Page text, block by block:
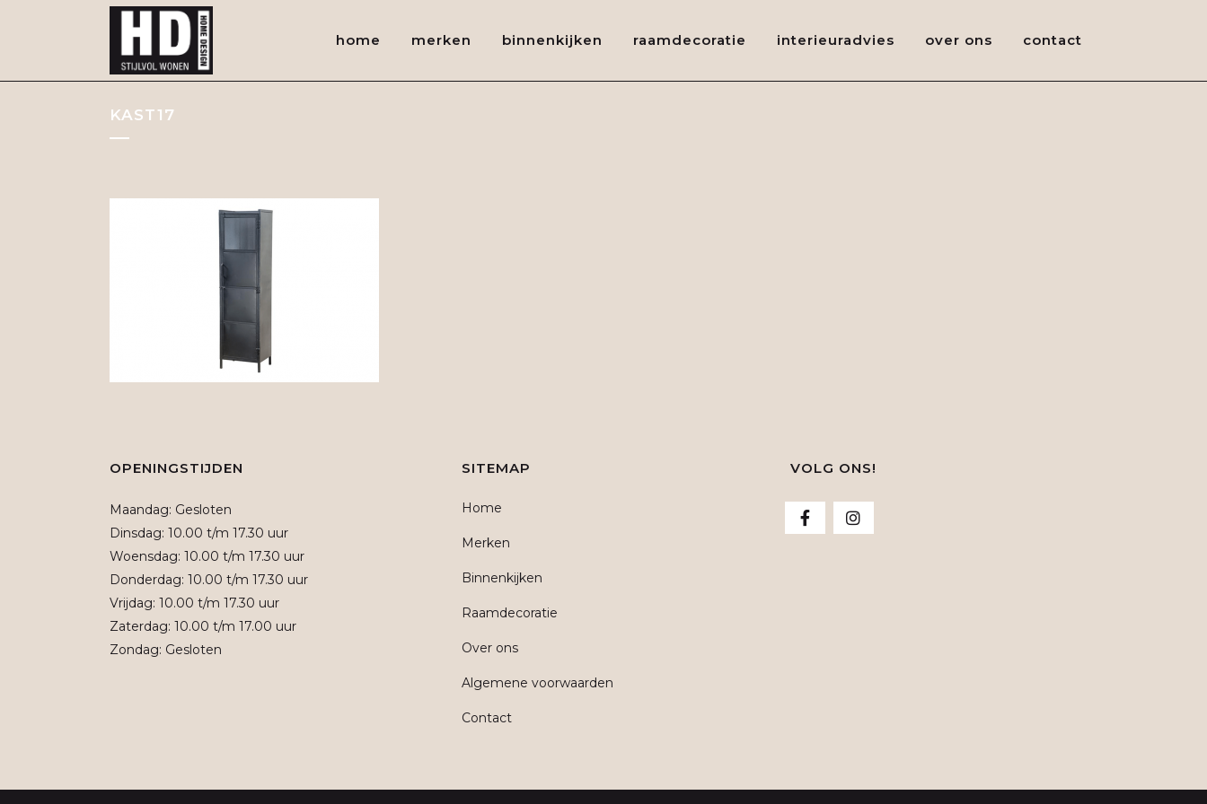
home merken binnenkijken raamdecoratie interieuradvies over ons contact
KAST17
OPENINGSTIJDEN
Maandag: Gesloten
Dinsdag: 10.00 t/m 17.30 uur
Woensdag: 10.00 t/m 17.30 uur
Donderdag: 10.00 t/m 17.30 uur
Vrijdag: 10.00 t/m 17.30 uur
Zaterdag: 10.00 t/m 17.00 uur
Zondag: Gesloten
SITEMAP
Home
Merken
Binnenkijken
Raamdecoratie
Over ons
Algemene voorwaarden
Contact
VOLG ONS!